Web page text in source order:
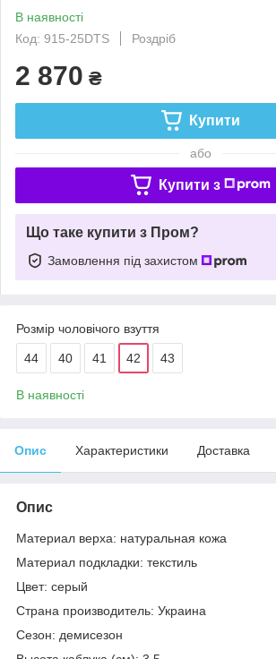
В наявності
Код: 915-25DTS
Роздріб
2 870 ₴
Купити
або
Купити з
Що таке купити з Пром?
Замовлення під захистом
Розмір чоловічого взуття
44 40 41 42 43
В наявності
Опис Характеристики Доставка
Опис
Материал верха: натуральная кожа
Материал подкладки: текстиль
Цвет: серый
Страна производитель: Украина
Сезон: демисезон